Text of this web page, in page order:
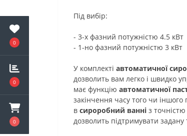
0
0
0
Під вибір:
- 3-х фазний потужністю 4.5 кВт
- 1-но фазний потужністю 3 кВт
У комплекті автоматичної
дозволить вам легко і швидко
має функцію автоматичної
закінчення часу того чи
в сироробний ванні з
дозволить підтримувати